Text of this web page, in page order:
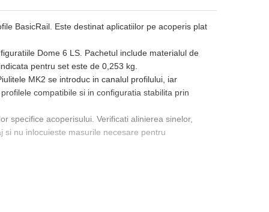
BasicRail. Este destinat aplicatiilor pe acoperis plat
Dome 6 LS. Pachetul include materialul de
pentru set este de 0,253 kg.
MK2 se introduc in canalul profilului, iar
compatibile si in configuratia stabilita prin
specifice acoperisului. Verificati alinierea sinelor,
nu inlocuieste masurile necesare pentru